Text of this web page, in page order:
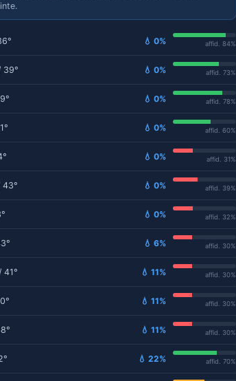
💧 0% affid. 84%
39° 💧 0% affid. 73%
💧 0% affid. 78%
💧 0% affid. 60%
💧 0% affid. 31%
43° 💧 0% affid. 39%
💧 0% affid. 32%
💧 6% affid. 30%
41° 💧 11% affid. 30%
💧 11% affid. 30%
💧 11% affid. 30%
💧 22% affid. 70%